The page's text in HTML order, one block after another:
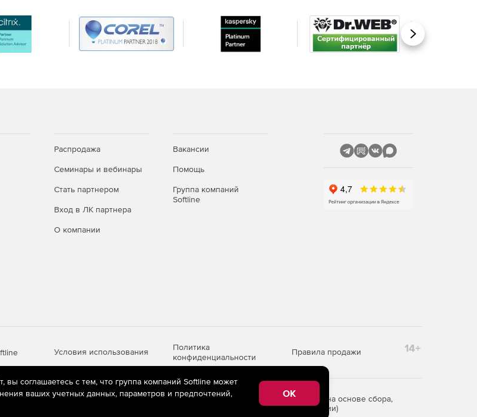
Вперед
Распродажа
Семинары и вебинары
Стать партнером
Вход в ЛК партнера
О компании
Вакансии
Помощь
Группа компаний
Softline
Условия использования
Политика
конфиденциальности
Правила продажи 14+
технологии (информационные технологии предоставления информации на основе сбора,
сети «Интернет», находящихся на территории Российской Федерации)
вы соглашаетесь с тем, что группа компаний Softline может
ваших учетных данных, параметров и предпочтений,
OK